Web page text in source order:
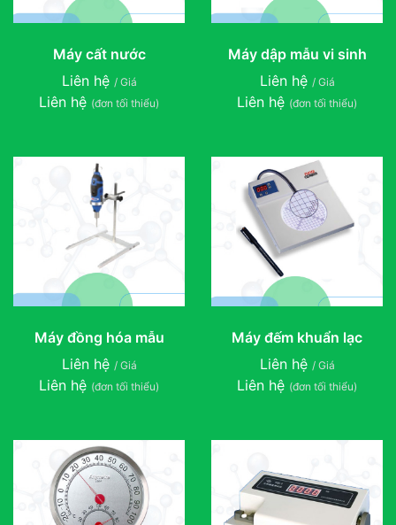
Máy cất nước
Liên hệ / Giá
Liên hệ (đơn tối thiểu)
Máy dập mẫu vi sinh
Liên hệ / Giá
Liên hệ (đơn tối thiểu)
Máy đồng hóa mẫu
Liên hệ / Giá
Liên hệ (đơn tối thiểu)
Máy đếm khuẩn lạc
Liên hệ / Giá
Liên hệ (đơn tối thiểu)